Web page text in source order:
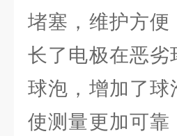
堵塞，维护方
长了电极在恶
球泡，增加了
使测量更加可